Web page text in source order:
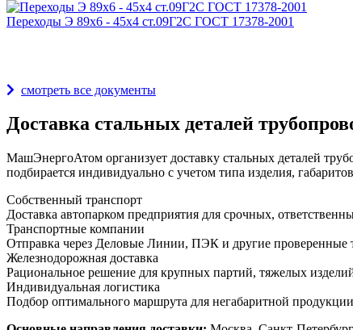
Переходы Э 89х6 - 45х4 ст.09Г2С ГОСТ 17378-2001
смотреть все документы
Доставка стальных деталей
МашЭнергоАтом организует доставку стальных деталей
подбирается индивидуально с учетом типа изделия,
Собственный транспорт
Доставка автопарком предприятия для срочных,
Транспортные компании
Отправка через Деловые Линии, ПЭК и другие проверенные
Железнодорожная доставка
Рациональное решение для крупных партий, тяжелых
Индивидуальная логистика
Подбор оптимального маршрута для негабаритной